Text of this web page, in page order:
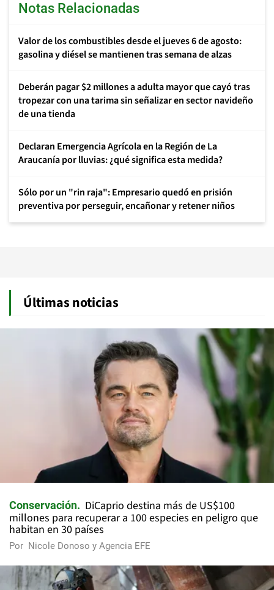
Notas Relacionadas
Valor de los combustibles desde el jueves 6 de agosto:
gasolina y diésel se mantienen tras semana de alzas
Deberán pagar $2 millones a adulta mayor que cayó tras
tropezar con una tarima sin señalizar en sector navideño
de una tienda
Declaran Emergencia Agrícola en la Región de La
Araucanía por lluvias: ¿qué significa esta medida?
Sólo por un "rin raja": Empresario quedó en prisión
preventiva por perseguir, encañonar y retener niños
Últimas noticias
Conservación
DiCaprio destina más de US$100
millones para recuperar a 100 especies en peligro que
habitan en 30 países
Por Nicole Donoso y Agencia EFE